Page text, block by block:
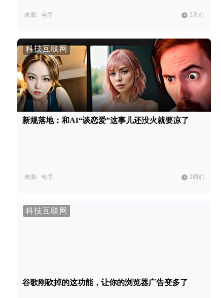
来源: 电手 5天前
科技互联网
新规落地：和AI“谈恋爱”这事儿还没火就要凉了
来源: 电手 2周前
科技互联网
谷歌刚砍掉的这功能，让你的浏览器广告变多了